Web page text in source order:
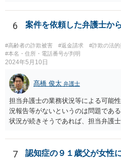
得した利得を許容する結果になって
た事案であれば、過失相殺の主張は
6 案件を依頼した弁護士か
#高齢者の詐欺被害 #返金請求 #詐欺の法的
#本名・住所・電話番号が判明
2024年5月10日
髙橋 俊太 弁護士
担当弁護士の業務状況等による可能
況報告等がないというのは問題であ
状況が続きそうであれば、担当弁護
7
認知症の９１歳父が女性